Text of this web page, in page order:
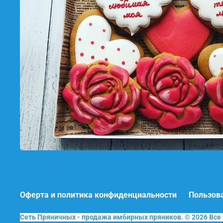
Оферта и политика конфиденциальности
Сеть Пряничных - продажа имбирных пряников. © 2026